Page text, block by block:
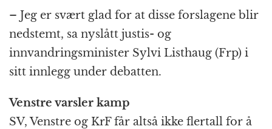
– Jeg er svært glad for at disse forslagene blir
nedstemt, sa nyslått justis- og
innvandringsminister Sylvi Listhaug (Frp) i
sitt innlegg under debatten.
Venstre varsler kamp
SV, Venstre og KrF får altså ikke flertall for å